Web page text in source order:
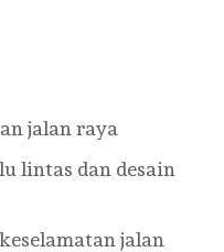
jalan raya
lintas dan desain
jalan